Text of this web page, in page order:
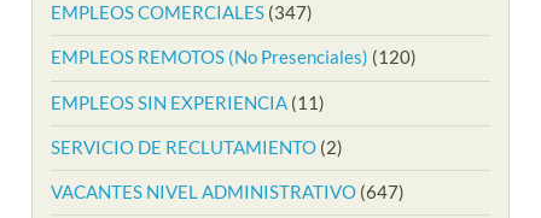
EMPLEOS COMERCIALES (347)
EMPLEOS REMOTOS (No Presenciales) (120)
EMPLEOS SIN EXPERIENCIA (11)
SERVICIO DE RECLUTAMIENTO (2)
VACANTES NIVEL ADMINISTRATIVO (647)